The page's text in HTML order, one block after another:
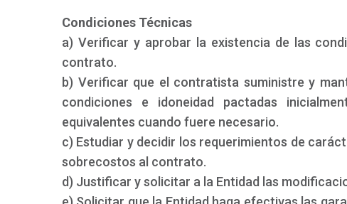
Condiciones Técnicas
a) Verificar y aprobar la existencia de las
contrato.
b) Verificar que el contratista suministre y
condiciones e idoneidad pactadas
equivalentes cuando fuere necesario.
c) Estudiar y decidir los requerimientos de
sobrecostos al contrato.
d) Justificar y solicitar a la Entidad las